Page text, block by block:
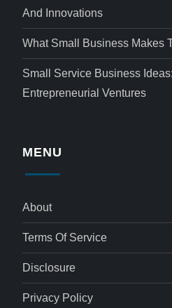
And Innovations
What Small Business Makes
Small Service Business
Entrepreneurial Ventures
MENU
About
Terms Of Service
Disclosure
Privacy Policy